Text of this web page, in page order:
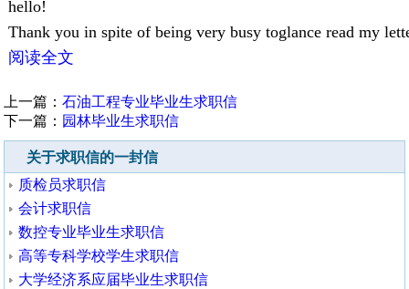
hello!
Thank you in spite of being very busy toglance read my
阅读全文
上一篇：石油工程专业毕业生求职信
下一篇： 园林毕业生求职信
关于求职信的一封信
质检员求职信
会计求职信
数控专业毕业生求职信
高等专科学校学生求职信
大学经济系应届毕业生求职信